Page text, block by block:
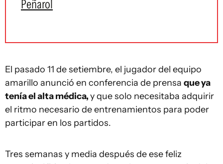
Peñarol
El pasado 11 de setiembre, el jugador del equipo
amarillo anunció en conferencia de prensa que ya
tenía el alta médica,y que solo necesitaba adquirir
el ritmo necesario de entrenamientos para poder
participar en los partidos.
Tres semanas y media después de ese feliz